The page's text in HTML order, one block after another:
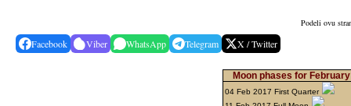
Podeli ovu
Facebook Viber WhatsApp Telegram X / Twitter
Moon phases for
04 Feb 2017 First Quarter